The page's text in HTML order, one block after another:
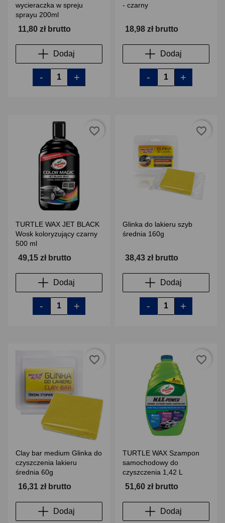
wycieraczka w spreju
sprayu 200ml
11,80 zł brutto
Dodaj
- +
- czarny
18,98 zł brutto
Dodaj
- +
TURTLE WAX JET BLACK
Wosk koloryzujący czarny
500 ml
49,15 zł brutto
Dodaj
- +
favorite_border
Glinka do lakieru szyb
średnia 160g
38,43 zł brutto
Dodaj
- +
favorite_border
Clay bar medium Glinka do
czyszczenia lakieru
średnia 60g
16,31 zł brutto
Dodaj
favorite_border
TURTLE WAX Szampon
samochodowy do
czyszczenia 1,42 L
51,60 zł brutto
Dodaj
favorite_border